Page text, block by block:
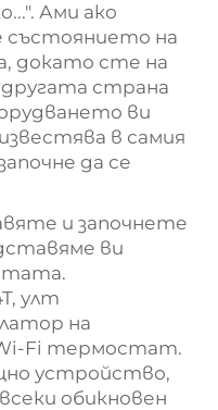
Ами ако
на
докато сте на
страна
ви
в самия
да се
и започнете
ви
улт
на
Fi термостат.
устройство,
обикновен